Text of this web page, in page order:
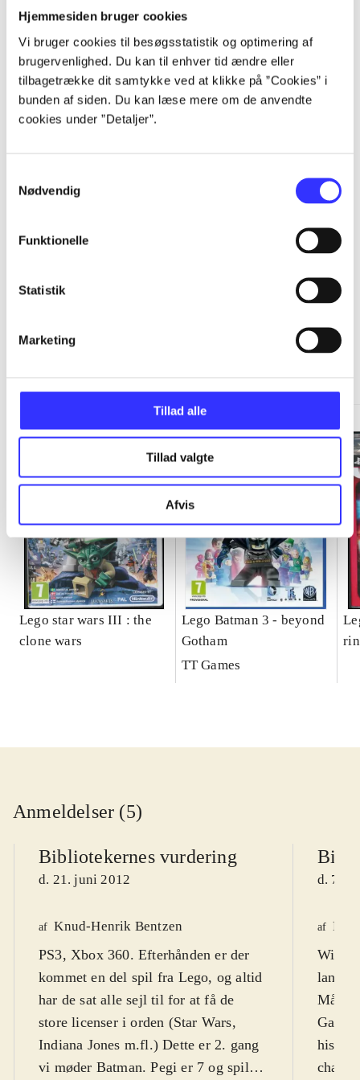
Hjemmesiden bruger cookies
Vi bruger cookies til besøgsstatistik og optimering af
brugervenlighed. Du kan til enhver tid ændre eller
tilbagetrække dit samtykke ved at klikke på ”Cookies” i
bunden af siden. Du kan læse mere om de anvendte
cookies under ”Detaljer”.
Nødvendig
Funktionelle
Statistik
Marketing
Tillad alle
Tillad valgte
Afvis
...
...
...
...
Lego star wars III : the
clone wars
Lego Batman 3 - beyond
Gotham
TT Games
Anmeldelser (5)
Bibliotekernes vurdering
d. 21. juni 2012
af Knud-Henrik Bentzen
PS3, Xbox 360. Efterhånden er der
kommet en del spil fra Lego, og altid
har de sat alle sejl til for at få de
store licenser i orden (Star Wars,
Indiana Jones m.fl.) Dette er 2. gang
vi møder Batman. Pegi er 7 og spillet
d. 7.
af
WiiU.
lange